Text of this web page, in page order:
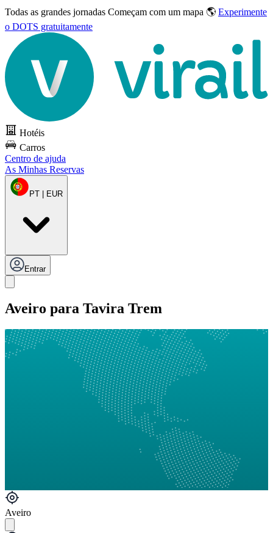
Todas as grandes jornadas Começam com um mapa 🌎 Experimente
o DOTS gratuitamente
Hotéis
Carros
Centro de ajuda
As Minhas Reservas
PT | EUR
Entrar
Aveiro para Tavira Trem
Aveiro